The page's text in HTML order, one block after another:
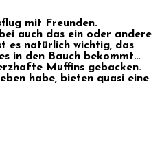
mit Freunden.
auch das ein oder andere
es natürlich wichtig, das
in den Bauch bekommt…
Muffins gebacken.
habe, bieten quasi eine